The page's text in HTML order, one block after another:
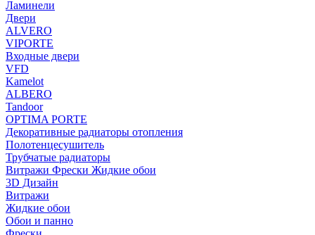
Ламинели
Двери
ALVERO
VIPORTE
Входные двери
VFD
Kamelot
ALBERO
Tandoor
OPTIMA PORTE
Декоративные радиаторы отопления
Полотенцесушитель
Трубчатые радиаторы
Витражи Фрески Жидкие обои
3D Дизайн
Витражи
Жидкие обои
Обои и панно